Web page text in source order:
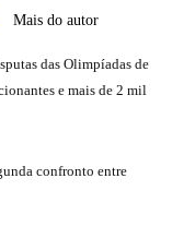
Mais do autor
das Olimpíadas de
e mais de 2 mil
confronto entre